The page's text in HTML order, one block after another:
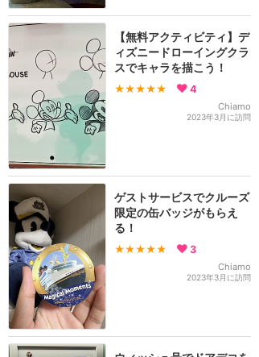
【無料アクティビティ】デ
ィズニードローイングクラ
スでキャラを描こう！
★★★★★ 4
Chiamo
2023年3月に訪問
ゲストサービスでクルーズ
限定の缶バッジがもらえ
る！
★★★★★ 3
Chiamo
2023年3月に訪問